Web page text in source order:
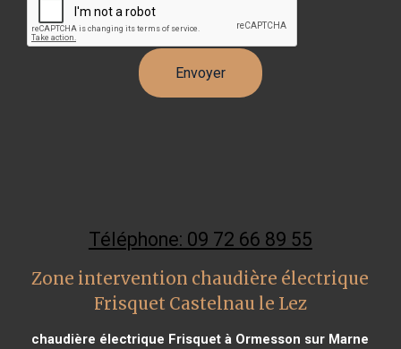
Téléphone: 09 72 66 89 55
Zone intervention chaudière électrique
Frisquet Castelnau le Lez
chaudière électrique Frisquet à Ormesson sur Marne